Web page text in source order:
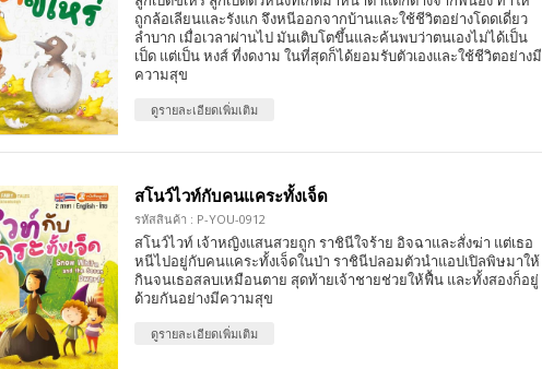
ถูกล้อเลียนและรังแก จึงหนีออกจากบ้านและใช้ชีวิตอย่างโดดเดี่ยว
ลำบาก เมื่อเวลาผ่านไป มันเติบโตขึ้นและค้นพบว่าตนเองไม่ได้เป็น
เป็ด แต่เป็น หงส์ ที่งดงาม ในที่สุดก็ได้ยอมรับตัวเองและใช้ชีวิตอย่างมี
ความสุข
ดูรายละเอียดเพิ่มเติม
สโนว์ไวท์กับคนแคระทั้งเจ็ด
รหัสสินค้า : P-YOU-0912
สโนว์ไวท์ เจ้าหญิงแสนสวยถูก ราชินีใจร้าย อิจฉาและสั่งฆ่า แต่เธอ
หนีไปอยู่กับคนแคระทั้งเจ็ดในป่า ราชินีปลอมตัวนำแอปเปิลพิษมาให้
กินจนเธอสลบเหมือนตาย สุดท้ายเจ้าชายช่วยให้ฟื้น และทั้งสองก็อยู่
ด้วยกันอย่างมีความสุข
ดูรายละเอียดเพิ่มเติม